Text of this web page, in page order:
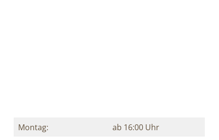
Montag:
ab 16:00 Uhr